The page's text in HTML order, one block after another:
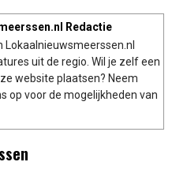
Redactie
Lokaalnieuwsmeerssen.nl
uit de regio. Wil je zelf een
website plaatsen? Neem
op voor de mogelijkheden van